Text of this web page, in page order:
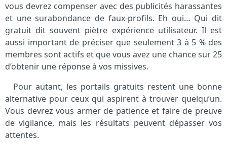
vous devrez compenser avec des publicités harassantes
et une surabondance de faux-profils. Eh oui… Qui dit
gratuit dit souvent piètre expérience utilisateur. Il est
aussi important de préciser que seulement 3 à 5 % des
membres sont actifs et que vous avez une chance sur 25
d’obtenir une réponse à vos missives.
Pour autant, les portails gratuits restent une bonne
alternative pour ceux qui aspirent à trouver quelqu’un.
Vous devrez vous armer de patience et faire de preuve
de vigilance, mais les résultats peuvent dépasser vos
attentes.